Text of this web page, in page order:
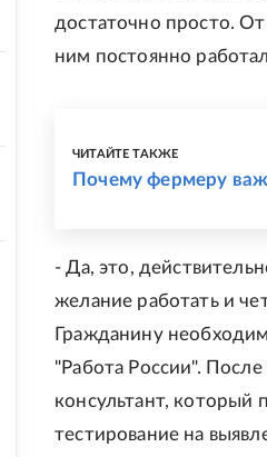
достаточно просто.
ним постоянно
ЧИТАЙТЕ ТАКЖЕ
Почему фермеру
- Да, это,
желание работать и
Гражданину
"Работа России".
консультант,
тестирование на